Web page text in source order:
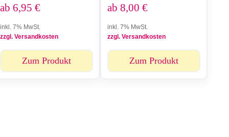
ab 6,95 €
inkl. 7% MwSt.
zzgl. Versandkosten
Zum Produkt
ab 8,00 €
inkl. 7% MwSt.
zzgl. Versandkosten
Zum Produkt